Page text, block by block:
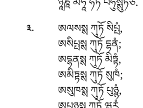
༣. ཨལསསྶ ཀུཏོ སིཔྤཾ,
ཨསིཔྤསྶ ཀུཏོ དྷནཾ;
ཨདྷནསྶ ཀུཏོ མིཏྟཾ,
ཨམིཏྟསྶ ཀུཏོ སུཁཾ;
ཨསུཁསྶཀུཏོ པུཉྙཾ,